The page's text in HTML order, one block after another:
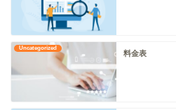
Uncategorized
料金表